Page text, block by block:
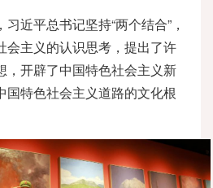
近平总书记坚持“两个结合”，
会主义的认识思考，提出了许
，开辟了中国特色社会主义新
国特色社会主义道路的文化根